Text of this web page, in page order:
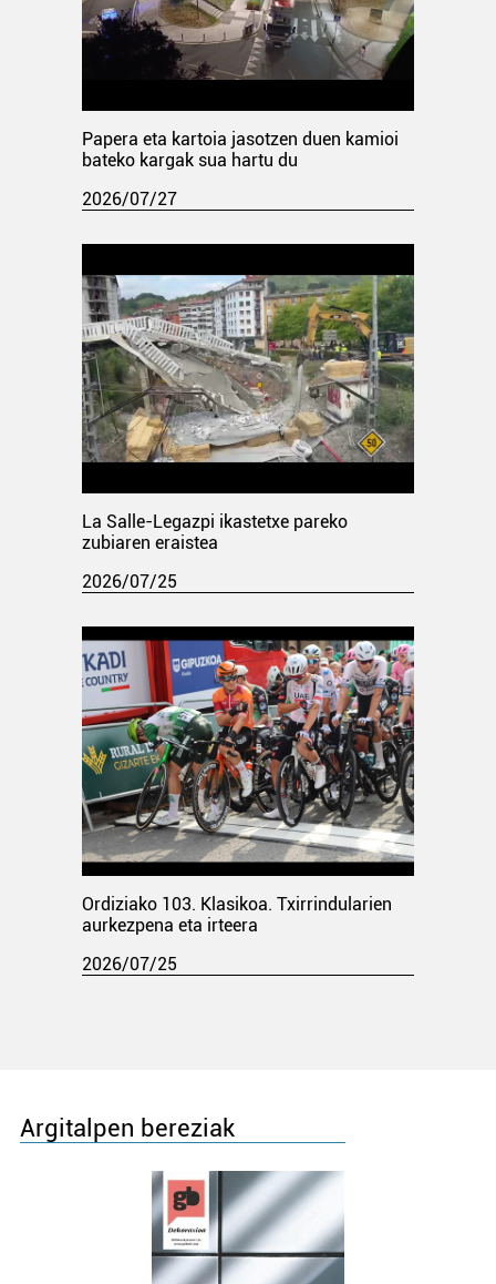
Papera eta kartoia jasotzen duen kamioi
bateko kargak sua hartu du
2026/07/27
La Salle-Legazpi ikastetxe pareko
zubiaren eraistea
2026/07/25
Ordiziako 103. Klasikoa. Txirrindularien
aurkezpena eta irteera
2026/07/25
Argitalpen bereziak